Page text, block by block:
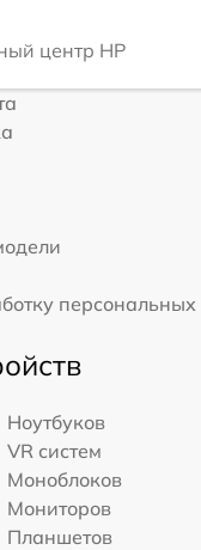
центр HP
Ноутбуков
VR систем
Моноблоков
Мониторов
Планшетов